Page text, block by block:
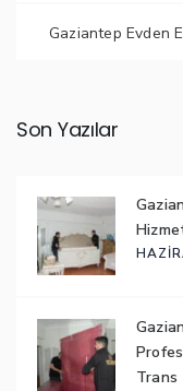
Gaziantep Evden
Son Yazılar
Trans